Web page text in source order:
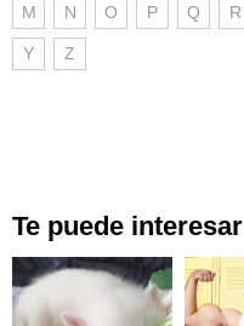
M N O P Q R
Y Z
Te puede interesar